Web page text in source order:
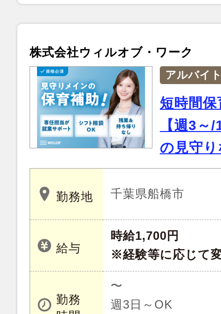
株式会社ウィルオブ・ワーク
アルバイ
短時間
【週3～
の見守
勤務地 千葉県船橋市
給与
時給1,700円
※経験等に応じて
勤務
〜
週3日～OK